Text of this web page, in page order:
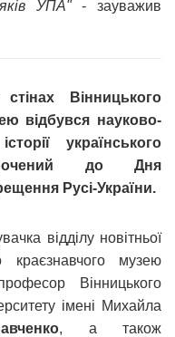
УПА"- зауважив
Вінницького
відбувся науково-
українського
до Дня
Русі-України.
відділу новітньої
краєзнавчого музею
Вінницького
імені Михайла
, а також